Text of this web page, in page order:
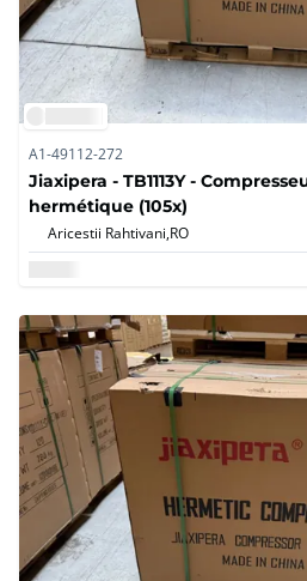
A1-49112-272
Jiaxipera - TB1113Y -
hermétique (105x)
Aricestii Rahtivani,RO